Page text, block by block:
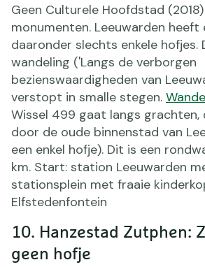
Geen Culturele Hoofdstad
monumenten. Leeuwarden heeft
daaronder slechts enkele hofjes.
wandeling ('Langs de verborgen
bezienswaardigheden van
verstopt in smalle stegen.
Wissel 499 gaat langs grachten,
door de oude binnenstad van
een enkel hofje). Dit is een
km. Start: station Leeuwarden
stationsplein met fraaie
Elfstedenfontein
10. Hanzestad Zutphen:
geen hofje